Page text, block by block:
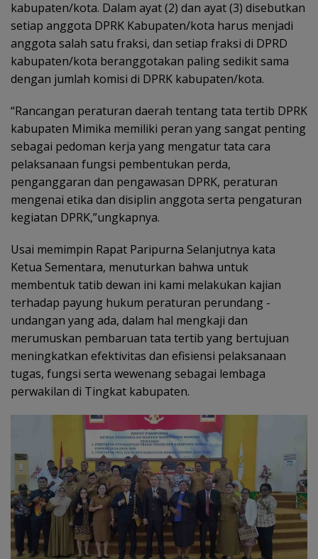
kabupaten/kota. Dalam ayat (2) dan ayat (3) disebutkan
setiap anggota DPRK Kabupaten/kota harus menjadi
anggota salah satu fraksi, dan setiap fraksi di DPRD
kabupaten/kota beranggotakan paling sedikit sama
dengan jumlah komisi di DPRK kabupaten/kota.
“Rancangan peraturan daerah tentang tata tertib DPRK
kabupaten Mimika memiliki peran yang sangat penting
sebagai pedoman kerja yang mengatur tata cara
pelaksanaan fungsi pembentukan perda,
penganggaran dan pengawasan DPRK, peraturan
mengenai etika dan disiplin anggota serta pengaturan
kegiatan DPRK,”ungkapnya.
Usai memimpin Rapat Paripurna Selanjutnya kata
Ketua Sementara, menuturkan bahwa untuk
membentuk tatib dewan ini kami melakukan kajian
terhadap payung hukum peraturan perundang -
undangan yang ada, dalam hal mengkaji dan
merumuskan pembaruan tata tertib yang bertujuan
meningkatkan efektivitas dan efisiensi pelaksanaan
tugas, fungsi serta wewenang sebagai lembaga
perwakilan di Tingkat kabupaten.